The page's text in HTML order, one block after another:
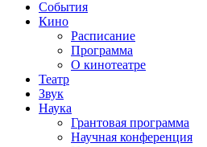
События
Кино
Расписание
Программа
О кинотеатре
Театр
Звук
Наука
Грантовая программа
Научная конференция